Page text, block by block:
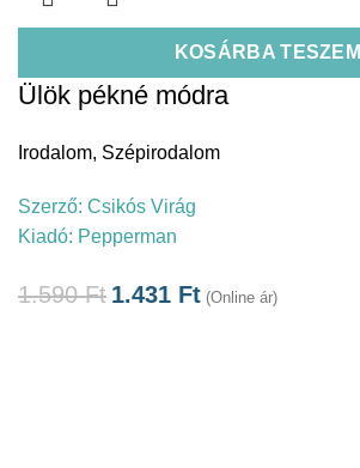
KOSÁRBA TESZEM
Ülök pékné módra
Irodalom, Szépirodalom
Szerző: Csikós Virág
Kiadó: Pepperman
1.590Ft 1.431 Ft (Online ár)